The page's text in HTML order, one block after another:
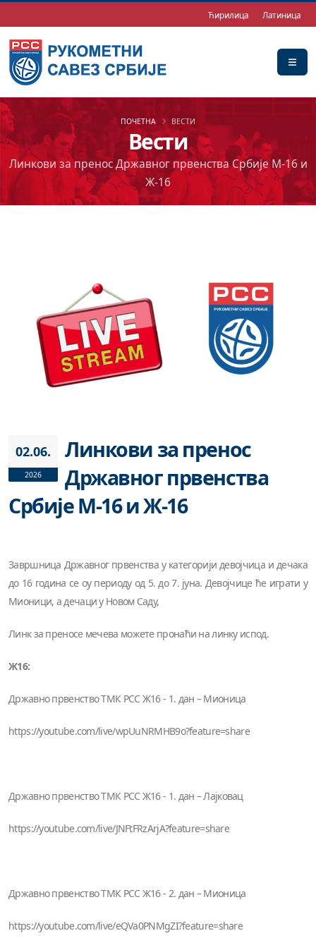
Ћирилица Латиница
Вести
Линкови за пренос Државног првенства Србије М-16 и
Ж-16
ПОЧЕТНА ВЕСТИ
02.06.
2026
Линкови за пренос
Државног првенства
Србије М-16 и Ж-16
Завршница Државног првенства у категорији девојчица и дечака
до 16 година се оу периоду од 5. до 7. јуна. Девојчице ће играти у
Мионици, а дечаци у Новом Саду,
Линк за преносе мечева можете пронаћи на линку испод.
Ж16:
Државно првенство ТМК РСС Ж16 - 1. дан – Мионица
https://youtube.com/live/wpUuNRMHB9o?feature=share
Државно првенство ТМК РСС Ж16 - 1. дан – Лајковац
https://youtube.com/live/JNFtFRzArjA?feature=share
Државно првенство ТМК РСС Ж16 - 2. дан – Мионица
https://youtube.com/live/eQVa0PNMgZI?feature=share